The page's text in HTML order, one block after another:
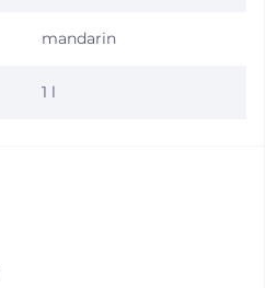
mandarin
1 l